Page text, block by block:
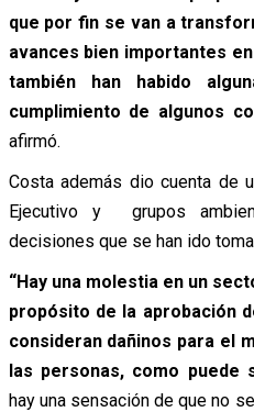
que por fin se van a
avances bien importantes
también han habido
cumplimiento de algunos
afirmó.
Costa además dio cuenta de
Ejecutivo y grupos
decisiones que se han ido
“Hay una molestia en un
propósito de la aprobación
consideran dañinos para el
las personas, como puede
hay una sensación de que no